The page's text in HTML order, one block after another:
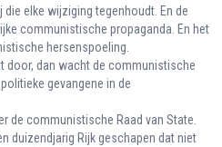
elke wijziging tegenhoudt. En de
communistische propaganda. En het
hersenspoeling.
door, dan wacht de communistische
gevangene in de
de communistische Raad van State.
duizendjarig Rijk geschapen dat niet